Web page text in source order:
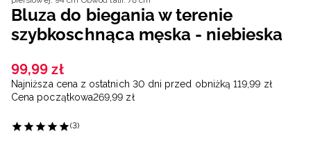
Bluza do biegania w terenie
szybkoschnąca męska - niebieska
99,99 zł
Najniższa cena z ostatnich 30 dni przed obniżką 119,99 zł
Cena początkowa269,99 zł
(3)